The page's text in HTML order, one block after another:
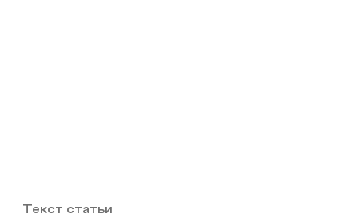
Текст статьи